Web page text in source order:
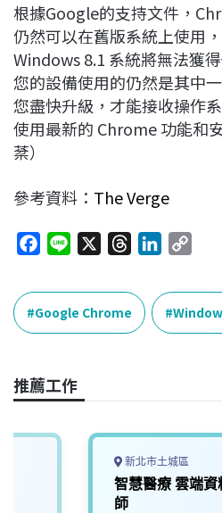
根據Google的支持文件，
仍然可以在舊版系統上使用
Windows 8.1 系統將無法獲
您的設備使用的仍然是其中
您盡快升級，才能接收操作
使用最新的 Chrome 功能和
棻）
參考資料： The Verge
c
e
b
o
k
n
e
r
a
n
k
e
n
p
y
L
k
Google Chrome
推薦工作
新北市土城區
智慧醫療 雲端資
師